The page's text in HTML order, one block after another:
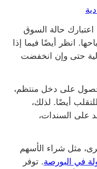
حالة السوق
انظر أيضًا فيما إذا
حتى وإن انخفضت
على دخل منتظم،
أيضًا. لذلك،
على السندات،
مثل شراء الأسهم
في البورصة‬. توفر